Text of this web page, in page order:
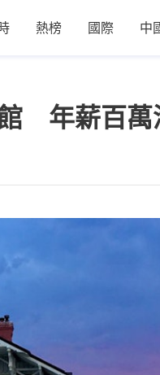
熱榜 國際 中
年薪百